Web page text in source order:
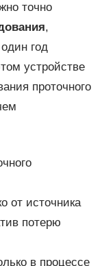
точно
,
год
устройстве
проточного
от источника
потерю
в процессе